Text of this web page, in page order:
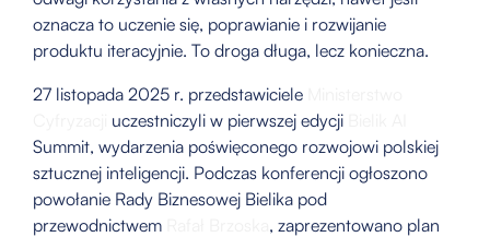
oznacza to uczenie się, poprawianie i rozwijanie
produktu iteracyjnie. To droga długa, lecz konieczna.
27 listopada 2025 r. przedstawiciele
uczestniczyli w pierwszej edycji
Summit, wydarzenia poświęconego rozwojowi polskiej
sztucznej inteligencji. Podczas konferencji ogłoszono
powołanie Rady Biznesowej Bielika pod
przewodnictwem
, zaprezentowano plan